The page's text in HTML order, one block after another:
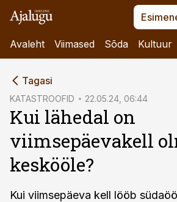
Avaleht Viimased Sõda Kultuur
Tagasi
KATASTROOFID 22.05.24, 06:44
Kui lähedal on
viimsepäevakell
keskööle?
Kui viimsepäeva kell lööb